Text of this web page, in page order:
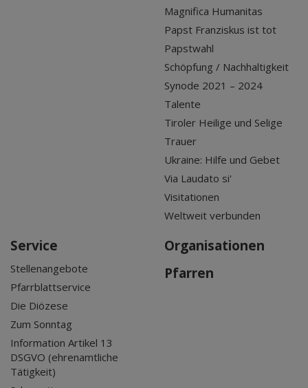
Magnifica Humanitas
Papst Franziskus ist tot
Papstwahl
Schöpfung / Nachhaltigkeit
Synode 2021 – 2024
Talente
Tiroler Heilige und Selige
Trauer
Ukraine: Hilfe und Gebet
Via Laudato si'
Visitationen
Weltweit verbunden
Service
Stellenangebote
Pfarrblattservice
Die Diözese
Zum Sonntag
Information Artikel 13
DSGVO (ehrenamtliche
Tätigkeit)
Organisationen
Pfarren